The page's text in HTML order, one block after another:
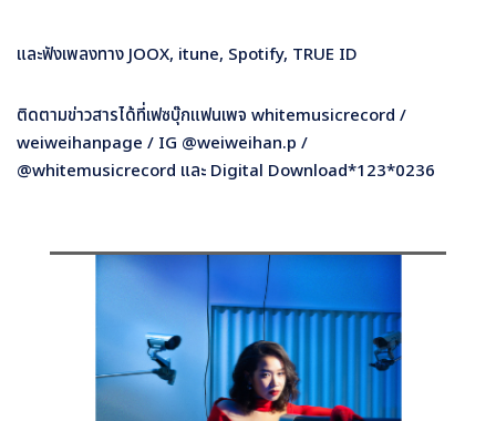
และฟังเพลงทางJOOX, itune, Spotify, TRUE ID
ติดตามข่าวสารได้ที่เฟซบุ๊กแฟนเพจ whitemusicrecord /
weiweihanpage / IG @weiweihan.p /
@whitemusicrecord และ Digital Download*123*0236